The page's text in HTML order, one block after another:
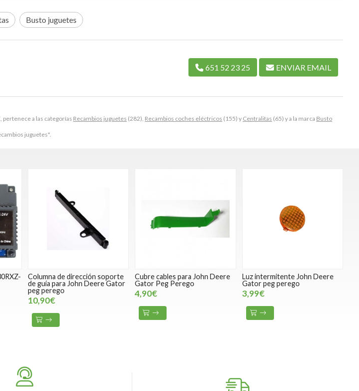
pertenece a las categorías Recambios juguetes (282), Recambios coches eléctricos (155) y Centralitas (65) y a la marca Busto
juguetes".
Busto juguetes
651 52 23 25 ENVIAR EMAIL
Columna de dirección soporte
de guía para John Deere Gator
peg perego
10,90€
Cubre cables para John Deere
Gator Peg Perego
4,90€
Luz intermitente John Deere
Gator peg perego
3,99€